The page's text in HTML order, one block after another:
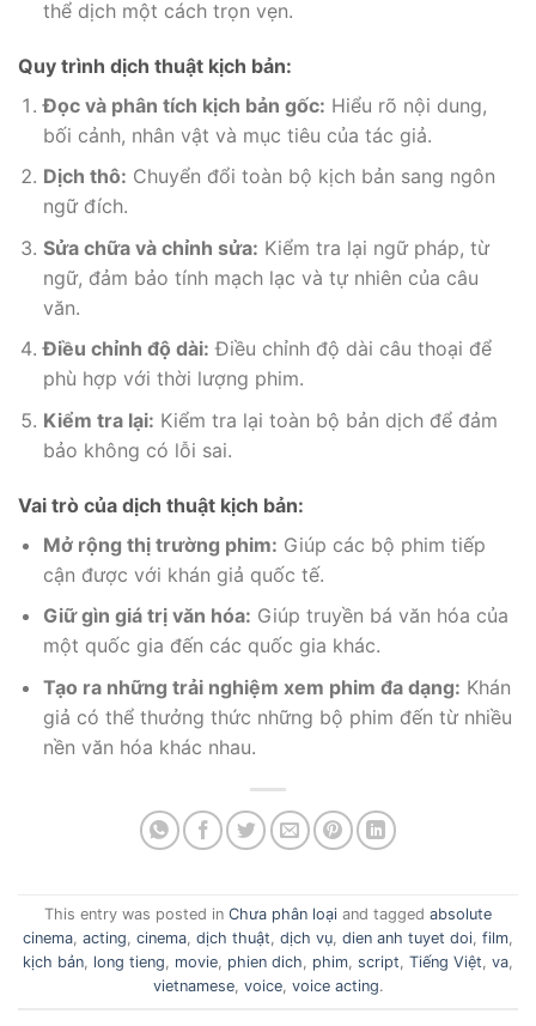
thể dịch một cách trọn vẹn.
Quy trình dịch thuật kịch bản:
Đọc và phân tích kịch bản gốc: Hiểu rõ nội dung,
bối cảnh, nhân vật và mục tiêu của tác giả.
Dịch thô: Chuyển đổi toàn bộ kịch bản sang ngôn
ngữ đích.
Sửa chữa và chỉnh sửa: Kiểm tra lại ngữ pháp, từ
ngữ, đảm bảo tính mạch lạc và tự nhiên của câu
văn.
Điều chỉnh độ dài: Điều chỉnh độ dài câu thoại để
phù hợp với thời lượng phim.
Kiểm tra lại: Kiểm tra lại toàn bộ bản dịch để đảm
bảo không có lỗi sai.
Vai trò của dịch thuật kịch bản:
Mở rộng thị trường phim: Giúp các bộ phim tiếp
cận được với khán giả quốc tế.
Giữ gìn giá trị văn hóa: Giúp truyền bá văn hóa của
một quốc gia đến các quốc gia khác.
Tạo ra những trải nghiệm xem phim đa dạng: Khán
giả có thể thưởng thức những bộ phim đến từ nhiều
nền văn hóa khác nhau.
This entry was posted in Chưa phân loại and tagged absolute
cinema, acting, cinema, dịch thuật, dịch vụ, dien anh tuyet doi, film,
kịch bản, long tieng, movie, phien dich, phim, script, Tiếng Việt, va,
vietnamese, voice, voice acting.